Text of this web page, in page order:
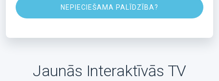
NEPIECIEŠAMA PALĪDZĪBA?
Jaunās Interaktīvās TV